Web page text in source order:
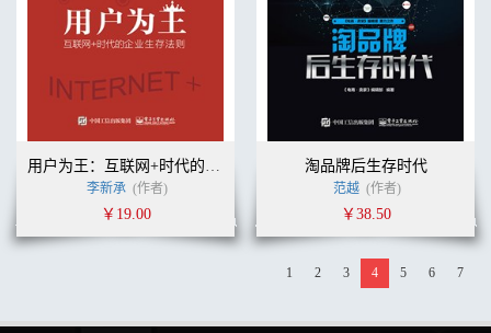
用户为王：互联网+时代的企业生存法则
李新承 (作者)
￥19.00
淘品牌后生存时代
范越 (作者)
￥38.50
1 2 3 4 5 6 7